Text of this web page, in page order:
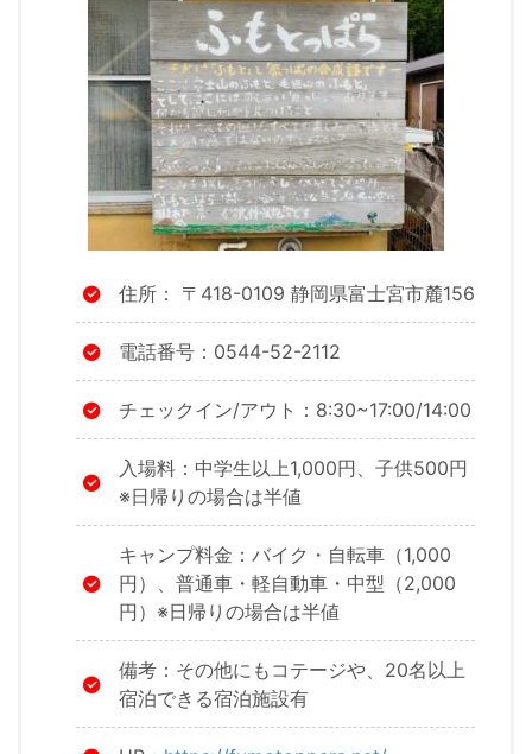
住所： 〒418-0109 静岡県富士宮市麓156
電話番号：0544-52-2112
チェックイン/アウト：8:30~17:00/14:00
入場料：中学生以上1,000円、子供500円
※日帰りの場合は半値
キャンプ料金：バイク・自転車（1,000
円）、普通車・軽自動車・中型（2,000
円）※日帰りの場合は半値
備考：その他にもコテージや、20名以上
宿泊できる宿泊施設有